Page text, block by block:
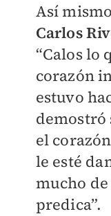
Así
Carlos
“Calos lo
corazón
estuvo
demostró
el
le esté
mucho
predica”.